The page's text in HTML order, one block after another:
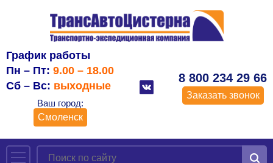
График работы
Пн – Пт: 9.00 – 18.00
Сб – Вс: выходные
Ваш город:
Смоленск
8 800 234 29 66
Заказать звонок